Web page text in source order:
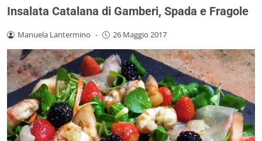
Insalata Catalana di Gamberi, Spada e Fragole
Manuela Lantermino - 26 Maggio 2017